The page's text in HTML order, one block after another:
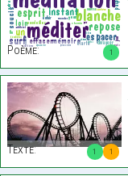
1
Poème:
1 1
Texte: